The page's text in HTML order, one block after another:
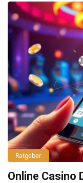
Ratgeber
Online Casino